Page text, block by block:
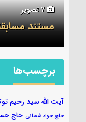
6 تصویر
جلسه قرآن ۷ آبان
برچسب‌ها
آیت الله سید رحیم
حاج جواد شعبانی حاج